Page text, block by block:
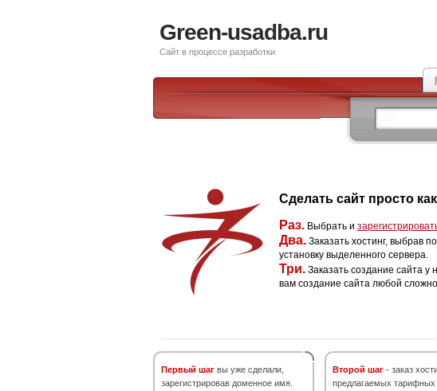
Green-usadba.ru
Сайт в процессе разработки
Сделать сайт просто как
Раз. Выбрать и
Два. Заказать хостинг, выбрав
установку выделенного сервера.
Три. Заказать создание сайта
вам создание сайта любой
Первый шаг вы уже сделали,
зарегистрировав доменное имя.
Второй шаг - заказ
предлагаемых тарифных